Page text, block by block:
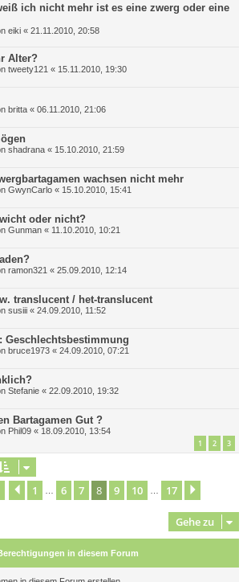
ich nicht mehr ist es eine zwerg oder eine
eiki « 21.11.2010, 20:58
Alter?
tweety121 « 15.11.2010, 19:30
britta « 06.11.2010, 21:06
shadrana « 15.10.2010, 21:59
wachsen nicht mehr
GwynCarlo « 15.10.2010, 15:41
oder nicht?
Gunman « 11.10.2010, 10:21
ramon321 « 25.09.2010, 12:14
translucent / het-translucent
susiii « 24.09.2010, 11:52
Geschlechtsbestimmung
bruce1973 « 24.09.2010, 07:21
Stefanie « 22.09.2010, 19:32
Bartagamen Gut ?
Phil09 « 18.09.2010, 13:54
1 2 3
Seite von 17
Vorherige
1 … 6 7 8 9 10 … 17
Gehe zu
in diesem Forum